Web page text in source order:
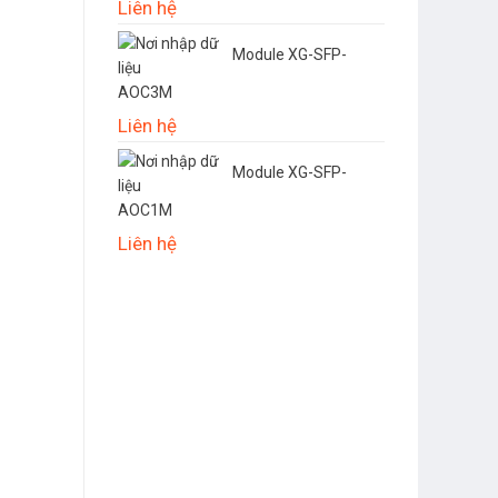
Liên hệ
Module XG-SFP-
AOC3M
Liên hệ
Module XG-SFP-
AOC1M
Liên hệ